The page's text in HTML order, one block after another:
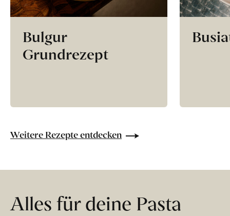
Bulgur
Grundrezept
Weitere Rezepte entdecken
Alles für deine Pasta